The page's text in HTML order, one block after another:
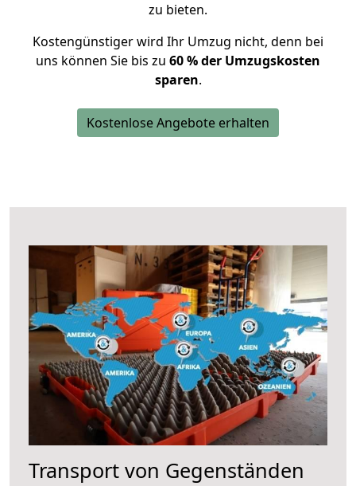
zu bieten.
Kostengünstiger wird Ihr Umzug nicht, denn bei
uns können Sie bis zu 60 % der Umzugskosten
sparen.
Kostenlose Angebote erhalten
Transport von Gegenständen